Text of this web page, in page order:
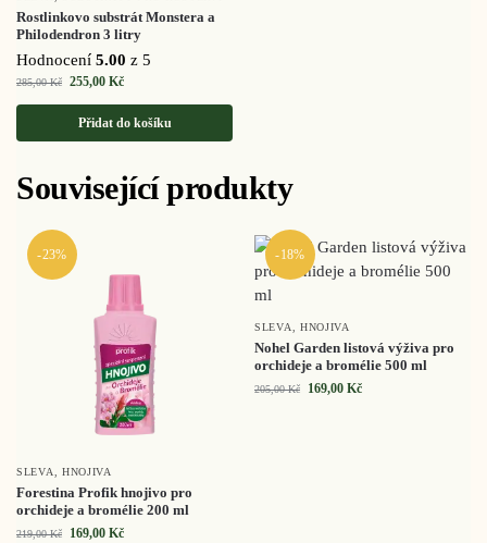
Rostlinkovo substrát Monstera a
Philodendron 3 litry
Hodnocení 5.00 z 5
285,00Kč 255,00 Kč
Přidat do košíku
Související produkty
-23%
SLEVA, HNOJIVA
Forestina Profik hnojivo pro
orchideje a bromélie 200 ml
219,00Kč 169,00 Kč
-18%
SLEVA, HNOJIVA
Nohel Garden listová výživa pro
orchideje a bromélie 500 ml
205,00Kč 169,00 Kč